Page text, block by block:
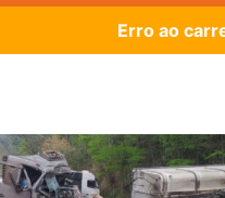
Erro ao